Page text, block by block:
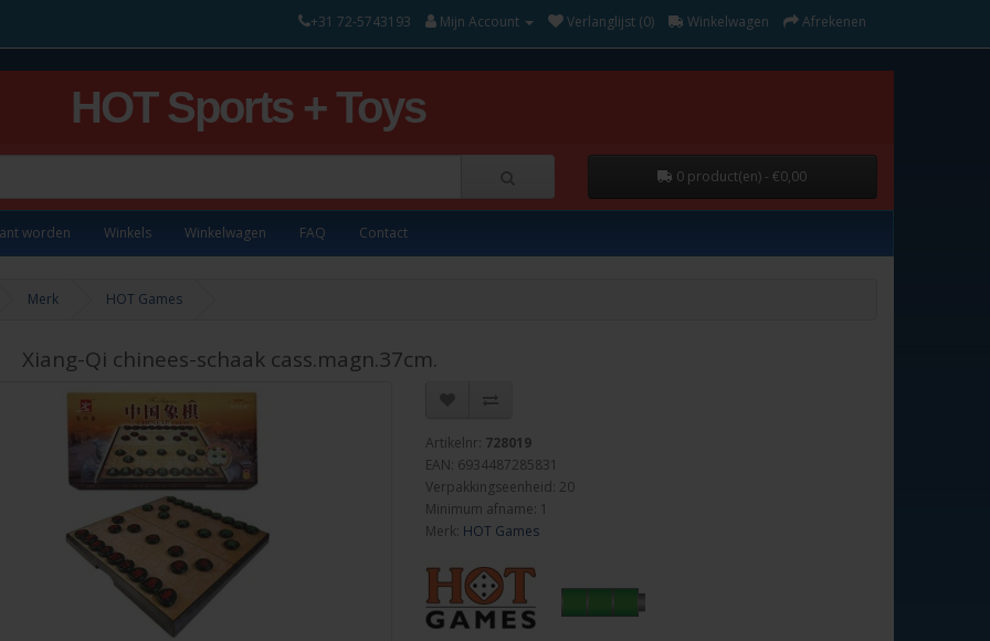
+31 72-5743193 Mijn Account Verlanglijst (0) Winkelwagen Afrekenen
HOT Sports + Toys
0 product(en) - €0,00
worden Winkels Winkelwagen FAQ Contact
Merk HOT Games
Xiang-Qi chinees-schaak cass.magn.37cm.
Artikelnr: 728019
EAN: 6934487285831
Verpakkingseenheid: 20
Minimum afname: 1
Merk: HOT Games